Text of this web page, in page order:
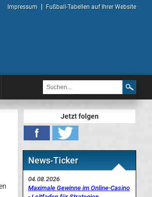
Impressum Fußball-Tabellen auf Ihrer Website
Jetzt folgen
News-Ticker
04.08.2026
Maximale Gewinne im Online-Casino